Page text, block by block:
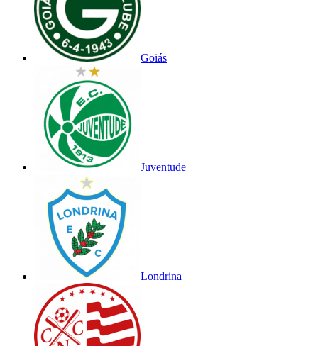
Goiás
Juventude
Londrina